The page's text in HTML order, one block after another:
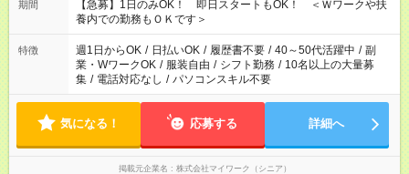
期間
【急募】1日のみOK！ 即日スタートもOK！ ＜Ｗワークや扶
養内での勤務もＯＫです＞
特徴 週1日からOK / 日払いOK / 履歴書不要 / 40～50代活躍中 / 副
業・WワークOK / 服装自由 / シフト勤務 / 10名以上の大量募
集 / 電話対応なし / パソコンスキル不要
気になる！ 応募する 詳細へ
掲載元企業名 株式会社マイワーク（シニア）